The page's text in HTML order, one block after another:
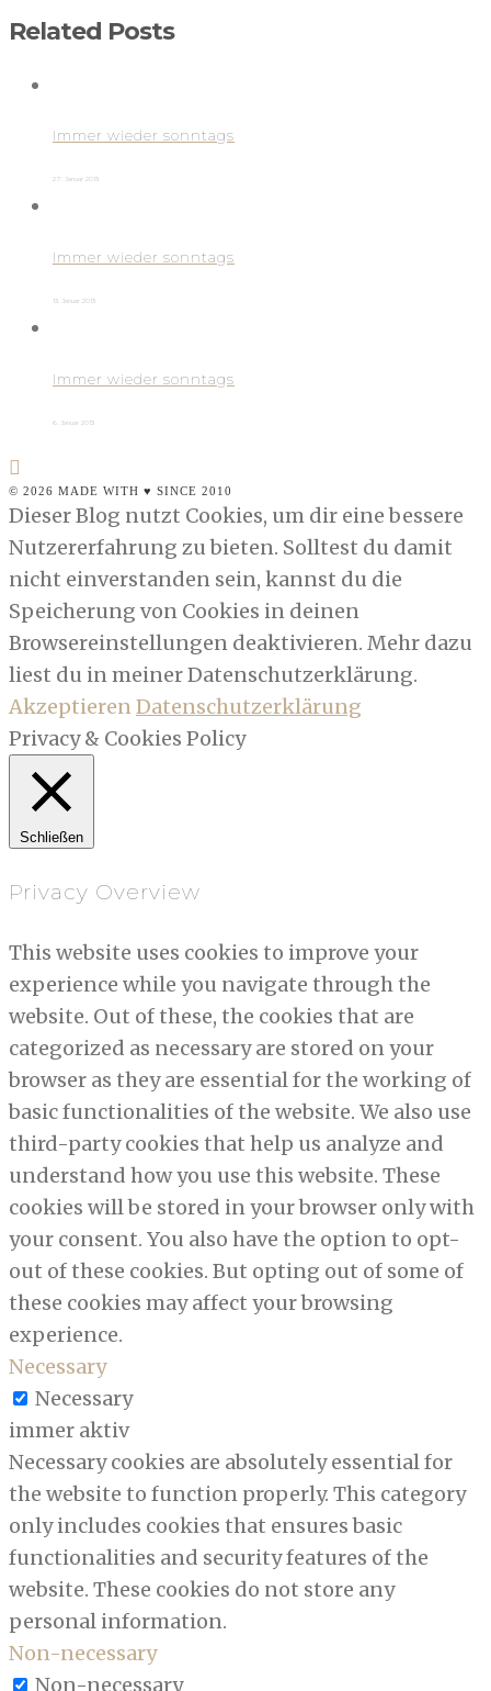
Related Posts
Immer wieder sonntags
27. Januar 2013
Immer wieder sonntags
13. Januar 2013
Immer wieder sonntags
6. Januar 2013
© 2026 MADE WITH ♥ SINCE 2010
Dieser Blog nutzt Cookies, um dir eine bessere
Nutzererfahrung zu bieten. Solltest du damit
nicht einverstanden sein, kannst du die
Speicherung von Cookies in deinen
Browsereinstellungen deaktivieren. Mehr dazu
liest du in meiner Datenschutzerklärung.
AkzeptierenDatenschutzerklärung
Privacy & Cookies Policy
Schließen
Privacy Overview
This website uses cookies to improve your
experience while you navigate through the
website. Out of these, the cookies that are
categorized as necessary are stored on your
browser as they are essential for the working of
basic functionalities of the website. We also use
third-party cookies that help us analyze and
understand how you use this website. These
cookies will be stored in your browser only with
your consent. You also have the option to opt-
out of these cookies. But opting out of some of
these cookies may affect your browsing
experience.
Necessary
Necessary
immer aktiv
Necessary cookies are absolutely essential for
the website to function properly. This category
only includes cookies that ensures basic
functionalities and security features of the
website. These cookies do not store any
personal information.
Non-necessary
Non-necessary